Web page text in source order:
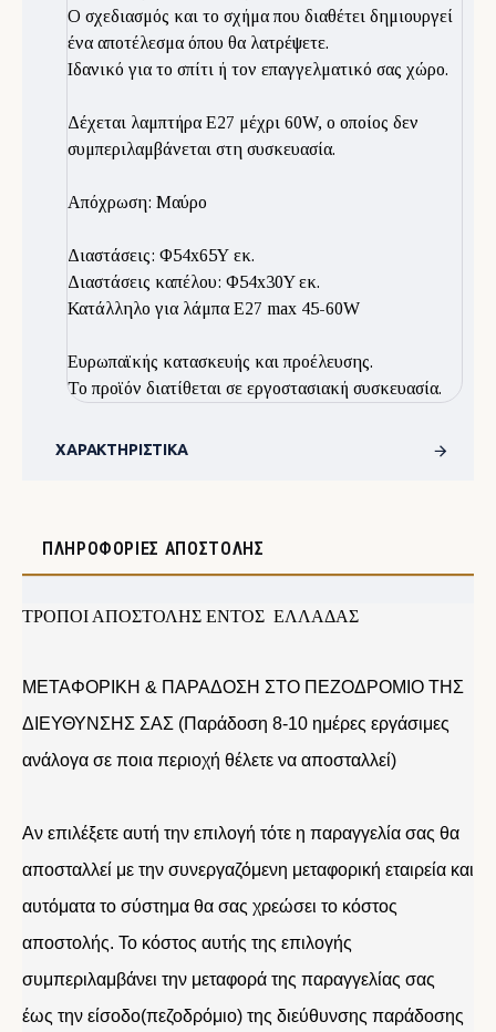
Ο σχεδιασμός και το σχήμα που διαθέτει δημιουργεί
ένα αποτέλεσμα όπου θα λατρέψετε.
Ιδανικό για το σπίτι ή τον επαγγελματικό σας χώρο.
Δέχεται λαμπτήρα Ε27 μέχρι 60W, ο οποίος δεν
συμπεριλαμβάνεται στη συσκευασία.
Απόχρωση: Μαύρο
Διαστάσεις: Φ54x65Υ εκ.
Διαστάσεις καπέλου: Φ54x30Y εκ.
Κατάλληλο για λάμπα E27 max 45-60W
Ευρωπαϊκής κατασκευής και προέλευσης.
Το προϊόν διατίθεται σε εργοστασιακή συσκευασία.
ΧΑΡΑΚΤΗΡΙΣΤΙΚΆ
ΠΛΗΡΟΦΟΡΊΕΣ ΑΠΟΣΤΟΛΉΣ
ΤΡΟΠΟΙ ΑΠΟΣΤΟΛΗΣ ΕΝΤΟΣ ΕΛΛΑΔΑΣ
ΜΕΤΑΦΟΡΙΚΗ & ΠΑΡΑΔΟΣΗ ΣΤΟ ΠΕΖΟΔΡΟΜΙΟ ΤΗΣ
ΔΙΕΥΘΥΝΣΗΣ ΣΑΣ (Παράδοση 8-10 ημέρες εργάσιμες
ανάλογα σε ποια περιοχή θέλετε να αποσταλλεί)
Αν επιλέξετε αυτή την επιλογή τότε η παραγγελία σας θα
αποσταλλεί με την συνεργαζόμενη μεταφορική εταιρεία και
αυτόματα το σύστημα θα σας χρεώσει το κόστος
αποστολής. Το κόστος αυτής της επιλογής
συμπεριλαμβάνει την μεταφορά της παραγγελίας σας
έως την είσοδο(πεζοδρόμιο) της διεύθυνσης παράδοσης